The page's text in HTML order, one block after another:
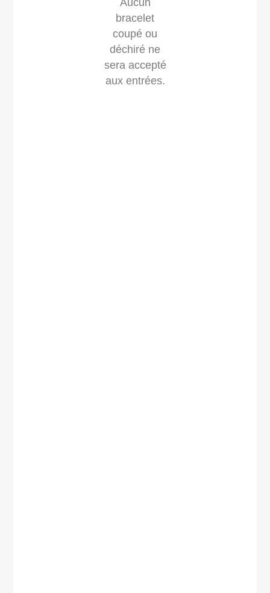
Aucun
bracelet
coupé ou
déchiré ne
sera accepté
aux entrées.